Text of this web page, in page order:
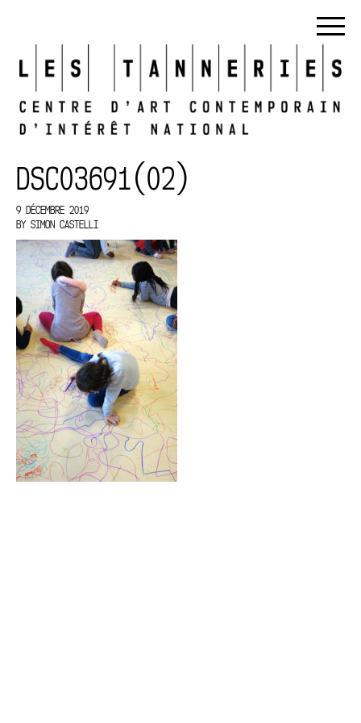
DSC03691(02)
9 DÉCEMBRE 2019
BY SIMON CASTELLI